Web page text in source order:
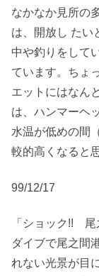
なかなか見所の
は、開放し たい
中や釣りをして
ています。ちょ
エットにはなん
は、ハンマーヘ
水温が低めの間
較的高くなると
99/12/17
「ショック!! 尾
ダイブで尾之間
れない光景が目